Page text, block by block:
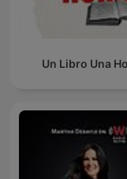
Un Libro Una